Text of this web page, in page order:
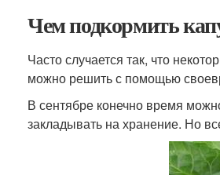
Чем подкормить
Часто случается так, что
можно решить с помощью
В сентябре конечно время
закладывать на хранение. Но